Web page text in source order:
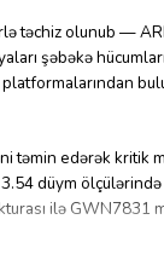
təchiz olunub —
şəbəkə
təmin edərək kritik
düym
ilə GWN7831